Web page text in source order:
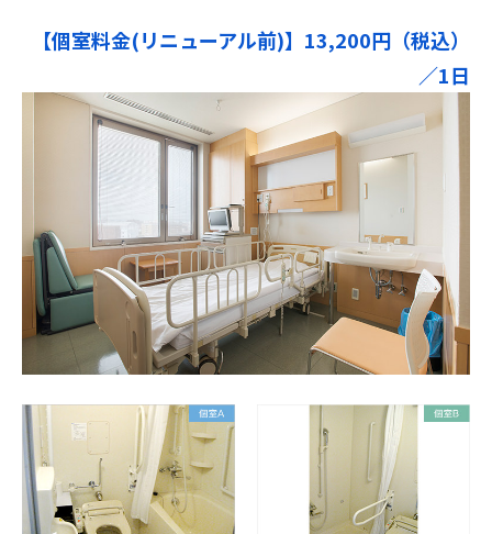
【個室料金(リニューアル前)】13,200円（税込）
／1日